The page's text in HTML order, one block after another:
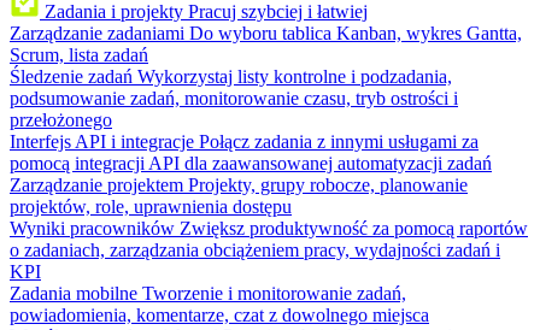
Zadania i projekty Pracuj szybciej i łatwiej
Zarządzanie zadaniami Do wyboru tablica Kanban, wykres Gantta,
Scrum, lista zadań
Śledzenie zadań Wykorzystaj listy kontrolne i podzadania,
podsumowanie zadań, monitorowanie czasu, tryb ostrości i
przełożonego
Interfejs API i integracje Połącz zadania z innymi usługami za
pomocą integracji API dla zaawansowanej automatyzacji zadań
Zarządzanie projektem Projekty, grupy robocze, planowanie
projektów, role, uprawnienia dostępu
Wyniki pracowników Zwiększ produktywność za pomocą raportów
o zadaniach, zarządzania obciążeniem pracy, wydajności zadań i
KPI
Zadania mobilne Tworzenie i monitorowanie zadań,
powiadomienia, komentarze, czat z dowolnego miejsca